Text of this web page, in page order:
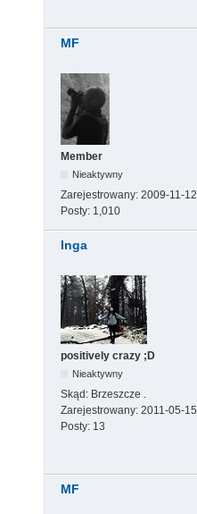
MF
Member
Nieaktywny
Zarejestrowany: 2009-11-12
Posty: 1,010
Inga
positively crazy ;D
Nieaktywny
Skąd: Brzeszcze .
Zarejestrowany: 2011-05-15
Posty: 13
MF